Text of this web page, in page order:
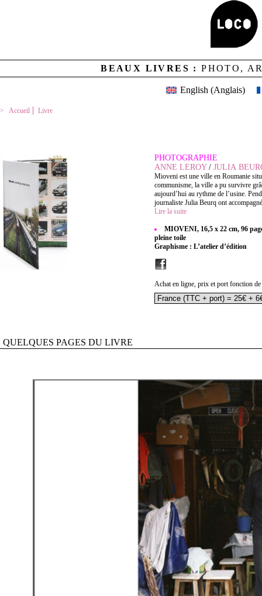
BEAUX LIVRES :PHOTO,
English (Anglais)
Accueil Livre
PHOTOGRAPHIE
ANNE LEROY/ JULIA
Mioveni est une ville en Roumanie
communisme, la ville a pu survivre
aujourd’hui au rythme de l’usine.
journaliste Julia Beurq ont
Lire la suite
MIOVENI, 16,5 x 22 cm, 96
pleine toile
Graphisme : L’atelier d’édition
Achat en ligne, prix et port fonction de
QUELQUES PAGES DU LIVRE